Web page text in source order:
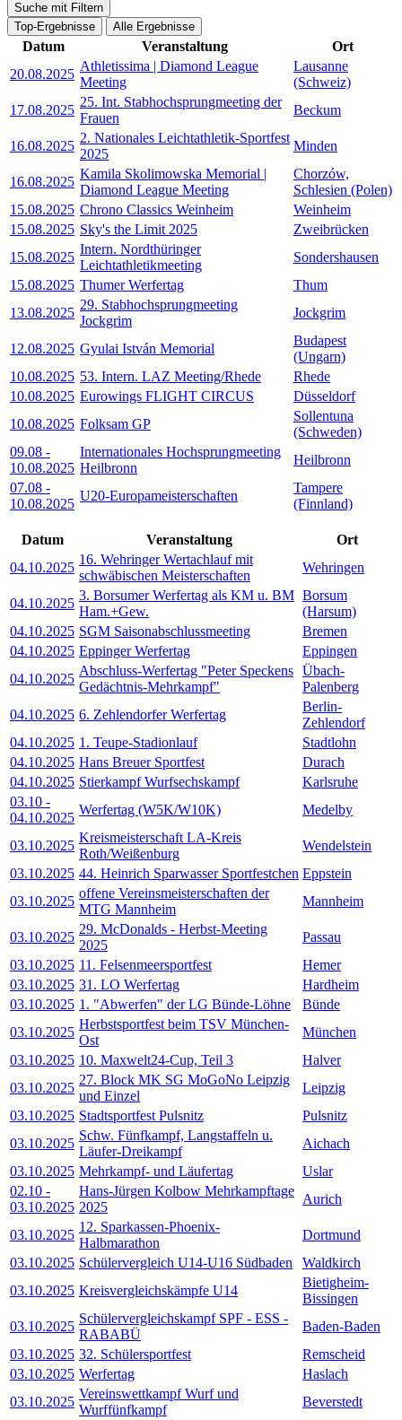
Suche mit Filtern
Top-Ergebnisse
Alle Ergebnisse
Datum Veranstaltung
Ort
20.08.2025
Athletissima | Diamond League
Meeting
Lausanne
(Schweiz)
17.08.2025
25. Int. Stabhochsprungmeeting der
Frauen
Beckum
16.08.2025
2. Nationales Leichtathletik-Sportfest
2025
Minden
16.08.2025
Kamila Skolimowska Memorial |
Diamond League Meeting
Chorzów,
Schlesien (Polen)
15.08.2025 Chrono Classics Weinheim
Weinheim
15.08.2025 Sky's the Limit 2025
Zweibrücken
15.08.2025
Intern. Nordthüringer
Leichtathletikmeeting
Sondershausen
15.08.2025 Thumer Werfertag
Thum
13.08.2025
29. Stabhochsprungmeeting
Jockgrim
Jockgrim
12.08.2025 Gyulai István Memorial
Budapest
(Ungarn)
10.08.2025 53. Intern. LAZ Meeting/Rhede
Rhede
10.08.2025 Eurowings FLIGHT CIRCUS
Düsseldorf
10.08.2025 Folksam GP
Sollentuna
(Schweden)
09.08 -
10.08.2025
Internationales Hochsprungmeeting
Heilbronn
Heilbronn
07.08 -
10.08.2025
U20-Europameisterschaften
Tampere
(Finnland)
Datum Veranstaltung
Ort
04.10.2025
16. Wehringer Wertachlauf mit
schwäbischen Meisterschaften
Wehringen
04.10.2025
3. Borsumer Werfertag als KM u. BM
Ham.+Gew.
Borsum
(Harsum)
04.10.2025 SGM Saisonabschlussmeeting
Bremen
04.10.2025 Eppinger Werfertag
Eppingen
04.10.2025
Abschluss-Werfertag "Peter Speckens
Gedächtnis-Mehrkampf"
Übach-
Palenberg
04.10.2025 6. Zehlendorfer Werfertag
Berlin-
Zehlendorf
04.10.2025 1. Teupe-Stadionlauf
Stadtlohn
04.10.2025 Hans Breuer Sportfest
Durach
04.10.2025 Stierkampf Wurfsechskampf
Karlsruhe
03.10 -
04.10.2025
Werfertag (W5K/W10K) Medelby
03.10.2025
Kreismeisterschaft LA-Kreis
Roth/Weißenburg
Wendelstein
03.10.2025 44. Heinrich Sparwasser Sportfestchen Eppstein
03.10.2025
offene Vereinsmeisterschaften der
MTG Mannheim
Mannheim
03.10.2025
29. McDonalds - Herbst-Meeting
2025
Passau
03.10.2025 11. Felsenmeersportfest
Hemer
03.10.2025 31. LO Werfertag
Hardheim
03.10.2025 1. "Abwerfen" der LG Bünde-Löhne
Bünde
03.10.2025
Herbstsportfest beim TSV München-
Ost
München
03.10.2025 10. Maxwelt24-Cup, Teil 3
Halver
03.10.2025
27. Block MK SG MoGoNo Leipzig
und Einzel
Leipzig
03.10.2025 Stadtsportfest Pulsnitz
Pulsnitz
03.10.2025
Schw. Fünfkampf, Langstaffeln u.
Läufer-Dreikampf
Aichach
03.10.2025 Mehrkampf- und Läufertag
Uslar
02.10 -
03.10.2025
Hans-Jürgen Kolbow Mehrkampftage
2025
Aurich
03.10.2025
12. Sparkassen-Phoenix-
Halbmarathon
Dortmund
03.10.2025 Schülervergleich U14-U16 Südbaden
Waldkirch
03.10.2025 Kreisvergleichskämpfe U14
Bietigheim-
Bissingen
03.10.2025
Schülervergleichskampf SPF - ESS -
RABABÜ
Baden-Baden
03.10.2025 32. Schülersportfest
Remscheid
03.10.2025 Werfertag
Haslach
03.10.2025
Vereinswettkampf Wurf und
Wurffünfkampf
Beverstedt